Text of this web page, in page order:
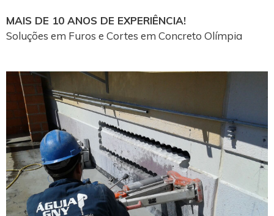
MAIS DE 10 ANOS DE EXPERIÊNCIA!
Soluções em Furos e Cortes em Concreto Olímpia